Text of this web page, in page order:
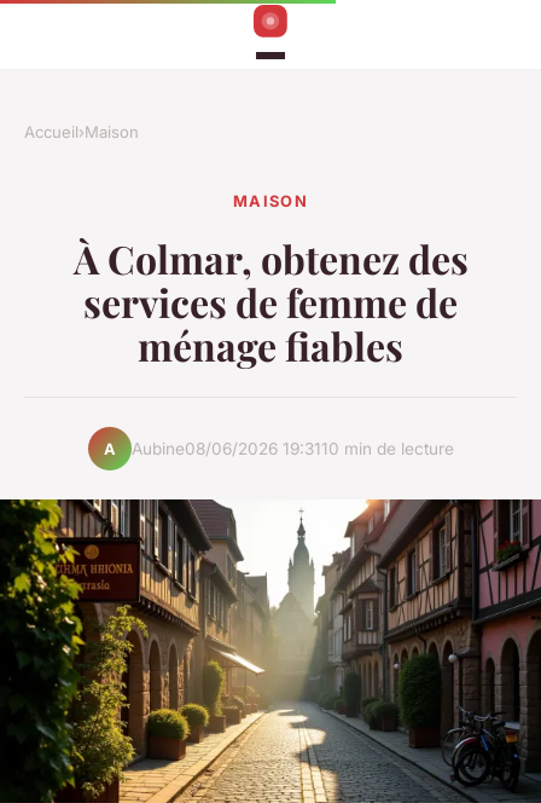
Accueil›Maison
MAISON
À Colmar, obtenez des
services de femme de
ménage fiables
A Aubine08/06/2026 19:3110 min de lecture